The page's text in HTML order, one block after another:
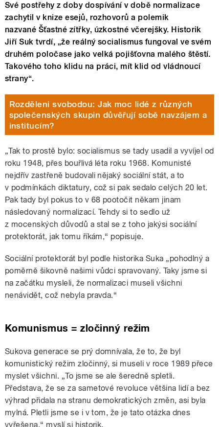
Své postřehy z doby dospívání v době normalizace
zachytil v knize esejů, rozhovorů a polemik
nazvané Šťastné zítřky, úzkostné včerejšky. Historik
Jiří Suk tvrdí, „že reálný socialismus fungoval ve svém
druhém poločase jako velká pojišťovna malého štěstí.
Takového toho klidu na práci, mít klid od vládnoucí
strany“.
Rozděleni svobodou: Jak moc lidé z různých
společenských skupin důvěřují sobě navzájem a
institucím?
„Tak to prostě bylo: socialismus se tady usadil a vyvíjel od
roku 1948, přes bouřlivá léta roku 1968. Komunisté
nejdřív zastřeně budovali nějaký sociální stát, a to
v podmínkách diktatury, což si pak sedalo celých 20 let.
Pak tady byl pokus to v 68 pootočit někam jinam
následovaný normalizací. Tehdy si to sedlo už
z mocenských důvodů a stal se z toho jakýsi sociální
protektorát, jak tomu říkám,“ popisuje.
Sociální protektorát byl podle historika Suka „pohodlný a
poměrně šikovně našimi vůdci spravovaný. Taky jsme si
na začátku mysleli, že normalizaci museli všichni
nenávidět, což nebyla pravda.“
Komunismus = zločinný režim
Sukova generace se prý domnívala, že to, že byl
komunistický režim zločinný, si museli v roce 1989 přece
myslet všichni. „To jsme se ale šeredně spletli.
Představa, že se za sametové revoluce většina lidí a bez
výhrad přidala na stranu demokratických změn, asi byla
mylná. Pletli jsme se i v tom, že je tato otázka dnes
vyřešena,“ myslí si historik.